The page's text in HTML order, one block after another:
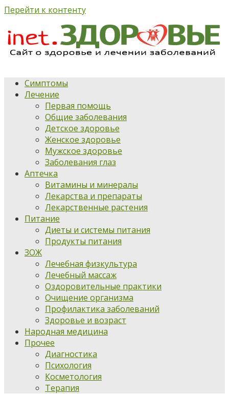
Перейти к контенту
Симптомы
Лечение
Первая помощь
Общие заболевания
Детское здоровье
Женское здоровье
Мужское здоровье
Заболевания глаз
Аптечка
Витамины и минералы
Лекарства и препараты
Лекарственные растения
Питание
Диеты и системы питания
Продукты питания
ЗОЖ
Лечебная физкультура
Лечебный массаж
Оздоровительные практики
Очищение организма
Профилактика заболеваний
Здоровье и возраст
Народная медицина
Прочее
Диагностика
Психология
Косметология
Терапия